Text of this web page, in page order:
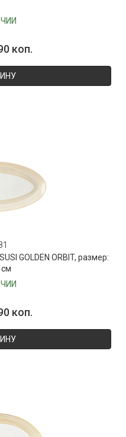
коп.
GOLDEN ORBIT, размер:
см
коп.